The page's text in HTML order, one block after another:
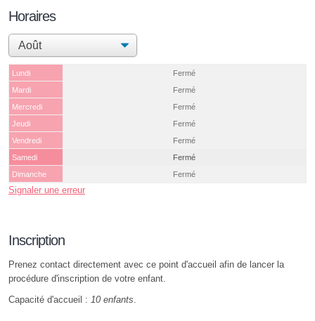
Horaires
Lundi
Fermé
Mardi
Fermé
Mercredi
Fermé
Jeudi
Fermé
Vendredi
Fermé
Samedi
Fermé
Dimanche
Fermé
Signaler une erreur
Inscription
Prenez contact directement avec ce point d'accueil afin de lancer la
procédure d'inscription de votre enfant.
Capacité d'accueil : 10 enfants.